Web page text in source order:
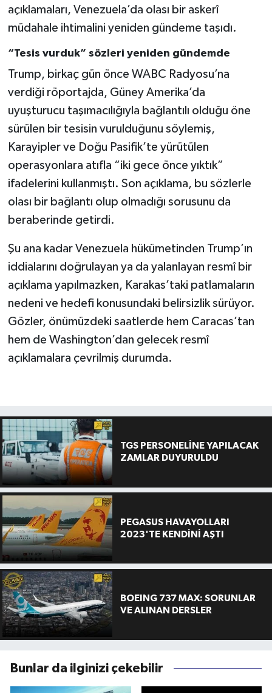
açıklamaları, Venezuela’da olası bir askerî
müdahale ihtimalini yeniden gündeme taşıdı.
“Tesis vurduk” sözleri yeniden gündemde
Trump, birkaç gün önce WABC Radyosu’na
verdiği röportajda, Güney Amerika’da
uyuşturucu taşımacılığıyla bağlantılı olduğu öne
sürülen bir tesisin vurulduğunu söylemiş,
Karayipler ve Doğu Pasifik’te yürütülen
operasyonlara atıfla “iki gece önce yıktık”
ifadelerini kullanmıştı. Son açıklama, bu sözlerle
olası bir bağlantı olup olmadığı sorusunu da
beraberinde getirdi.
Şu ana kadar Venezuela hükümetinden Trump’ın
iddialarını doğrulayan ya da yalanlayan resmî bir
açıklama yapılmazken, Karakas’taki patlamaların
nedeni ve hedefi konusundaki belirsizlik sürüyor.
Gözler, önümüzdeki saatlerde hem Caracas’tan
hem de Washington’dan gelecek resmî
açıklamalara çevrilmiş durumda.
TGS PERSONELİNE YAPILACAK
ZAMLAR DUYURULDU
PEGASUS HAVAYOLLARI
2023'TE KENDİNİ AŞTI
BOEING 737 MAX: SORUNLAR
VE ALINAN DERSLER
Bunlar da ilginizi çekebilir